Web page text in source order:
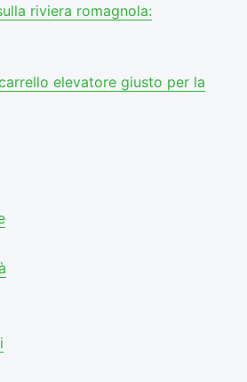
riviera romagnola:
elevatore giusto per la